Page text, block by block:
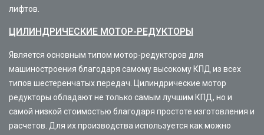
лифтов.
ЦИЛИНДРИЧЕСКИЕ МОТОР-РЕДУКТОРЫ
Является основным типом мотор-редукторов для
машиностроения благодаря самому высокому КПД из всех
типов шестеренчатых передач. Цилиндрические мотор
редукторы обладают не только самым лучшим КПД, но и
самой низкой стоимостью благодаря простоте изготовления и
расчетов. Для их производства используется как можно